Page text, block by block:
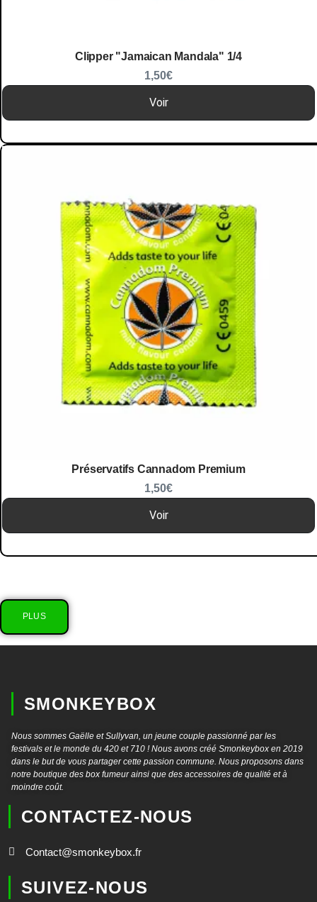
Clipper "Jamaican Mandala" 1/4
1,50€
Voir
Préservatifs Cannadom Premium
1,50€
Voir
PLUS
SMONKEYBOX
Nous sommes Gaëlle et Sullyvan, un jeune couple passionné par les
festivals et le monde du 420 et 710 ! Nous avons créé Smonkeybox en 2019
dans le but de vous partager cette passion commune. Nous proposons dans
notre boutique des box fumeur ainsi que des accessoires de qualité et à
moindre coût.
CONTACTEZ-NOUS
Contact@smonkeybox.fr
SUIVEZ-NOUS